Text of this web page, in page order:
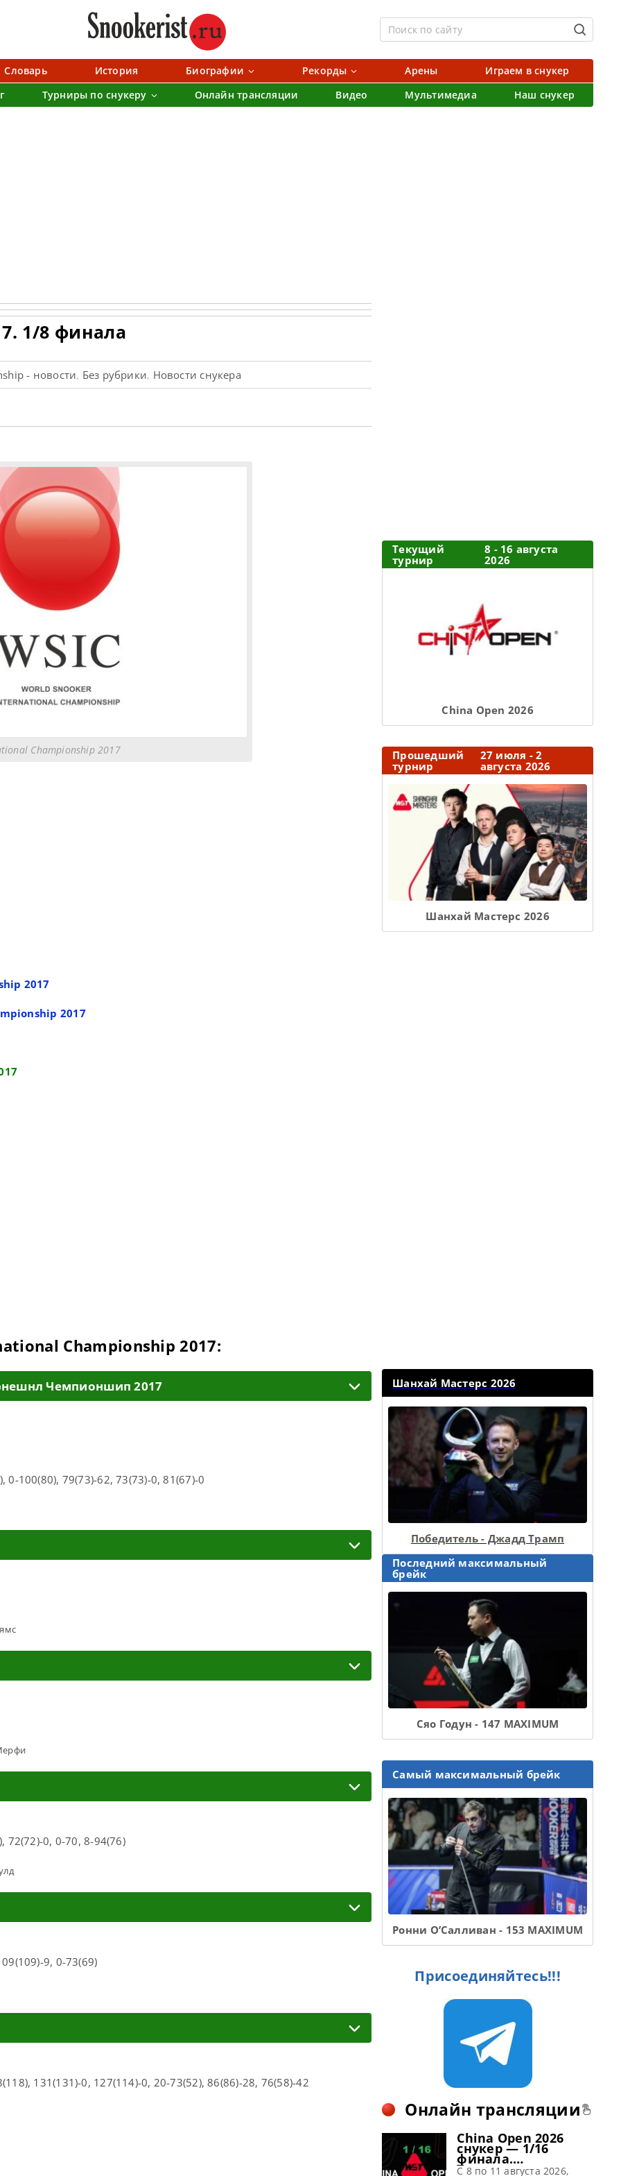
Словарь История Биографии Рекорды Арены
Играем в снукер
Турниры по снукеру Онлайн трансляции Видео Мультимедиа Наш снукер
1/8 финала
- новости, Без рубрики, Новости снукера
Championship 2017
2017
2017
Championship 2017:
Чемпионшип 2017
100(80), 79(73)-62, 73(73)-0, 81(67)-0
72(72)-0, 0-70, 8-94(76)
9, 0-73(69)
131(131)-0, 127(114)-0, 20-73(52), 86(86)-28, 76(58)-42
Текущий
турнир
8 - 16 августа
2026
Сhina Open 2026
Прошедший
турнир
27 июля - 2
августа 2026
Шанхай Мастерс 2026
Шанхай Мастерс 2026
Победитель - Джадд Трамп
Последний максимальный
брейк
Сяо Годун - 147 MAXIMUM
Самый максимальный брейк
Ронни О’Салливан - 153 MAXIMUM
Присоединяйтесь!!!
Онлайн трансляции
China Open 2026
снукер — 1/16
финала.
Трансляции
C 8 по 11 августа 2026,